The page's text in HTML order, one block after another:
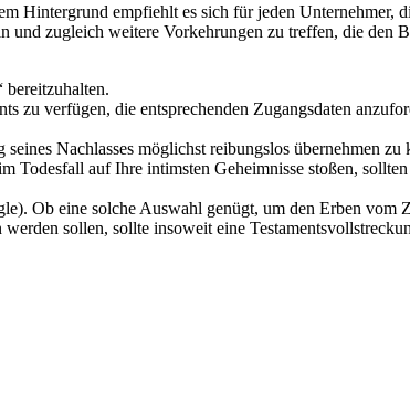
Hintergrund empfiehlt es sich für jeden Unternehmer,
und zugleich weitere Vorkehrungen zu treffen, die den
zu verfügen, die entsprechenden Zugangsdaten
Nachlasses möglichst reibungslos übernehmen zu
auf Ihre intimsten Geheimnisse stoßen,
Ob eine solche Auswahl genügt, um den Erben vom
sollen, sollte insoweit eine